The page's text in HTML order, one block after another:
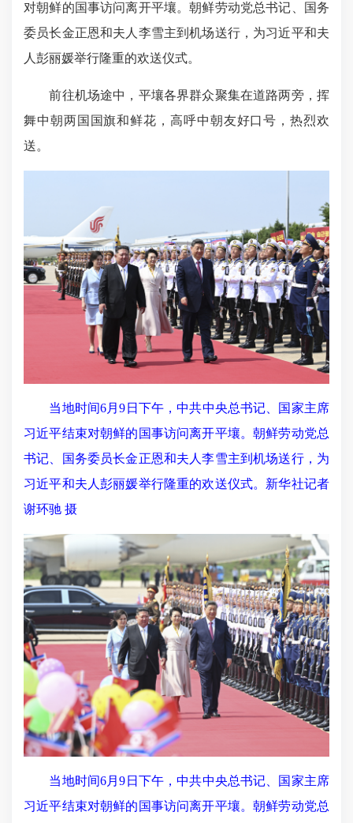
对朝鲜的国事访问离开平壤。朝鲜劳动党总书记、国务
委员长金正恩和夫人李雪主到机场送行，为习近平和夫
人彭丽媛举行隆重的欢送仪式。
前往机场途中，平壤各界群众聚集在道路两旁，挥
舞中朝两国国旗和鲜花，高呼中朝友好口号，热烈欢
送。
当地时间6月9日下午，中共中央总书记、国家主席
习近平结束对朝鲜的国事访问离开平壤。朝鲜劳动党总
书记、国务委员长金正恩和夫人李雪主到机场送行，为
习近平和夫人彭丽媛举行隆重的欢送仪式。新华社记者
谢环驰 摄
当地时间6月9日下午，中共中央总书记、国家主席
习近平结束对朝鲜的国事访问离开平壤。朝鲜劳动党总